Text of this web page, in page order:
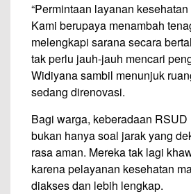
“Permintaan layanan
Kami berupaya menambah
melengkapi sarana secara
tak perlu jauh-jauh mencari
Widiyana sambil menunjuk
sedang direnovasi.
Bagi warga, keberadaan
bukan hanya soal jarak yang
rasa aman. Mereka tak lagi
karena pelayanan kesehatan
diakses dan lebih lengkap.